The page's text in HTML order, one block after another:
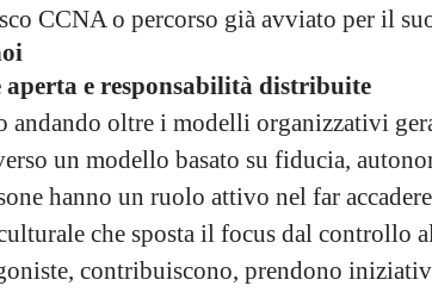
CCNA o percorso già avviato per il
aperta e responsabilità distribuite
andando oltre i modelli organizzativi
un modello basato su fiducia,
hanno un ruolo attivo nel far
che sposta il focus dal controllo
contribuiscono, prendono